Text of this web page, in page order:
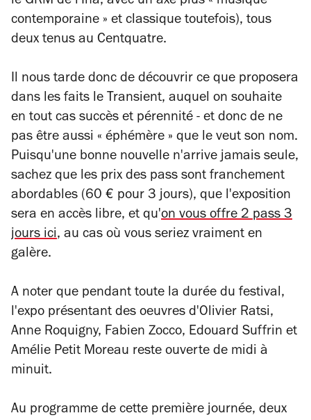
contemporaine » et classique toutefois), tous
deux tenus au Centquatre.
Il nous tarde donc de découvrir ce que proposera
dans les faits le Transient, auquel on souhaite
en tout cas succès et pérennité - et donc de ne
pas être aussi « éphémère » que le veut son nom.
Puisqu'une bonne nouvelle n'arrive jamais seule,
sachez que les prix des pass sont franchement
abordables (60 € pour 3 jours), que l'exposition
sera en accès libre, et qu'on vous offre 2 pass 3
jours ici, au cas où vous seriez vraiment en
galère.
A noter que pendant toute la durée du festival,
l'expo présentant des oeuvres d'Olivier Ratsi,
Anne Roquigny, Fabien Zocco, Edouard Suffrin et
Amélie Petit Moreau reste ouverte de midi à
minuit.
Au programme de cette première journée, deux